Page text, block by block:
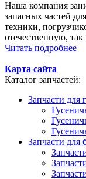
Наша компания
запасных частей
техники,
отечественную,
Читать подробнее
Карта сайта
Каталог запчастей:
Запчасти для
Запчасти для